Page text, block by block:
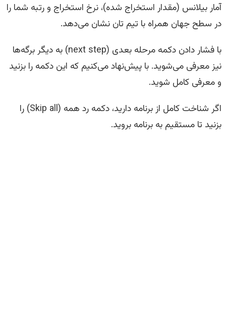
آمار بیلانس (مقدار استخراج شده)، نرخ استخراج و رتبه شما را
در سطح جهان همراه با تیم تان نشان می‌دهد.
با فشار دادن دکمه مرحله بعدی (next step) به دیگر برگه‌ها
نیز معرفی می‌شوید. با پیش‌نهاد می‌کنیم که این دکمه را بزنید
و معرفی کامل شوید.
اگر شناخت کامل از برنامه دارید، دکمه رد همه (Skip all) را
بزنید تا مستقیم به برنامه بروید.